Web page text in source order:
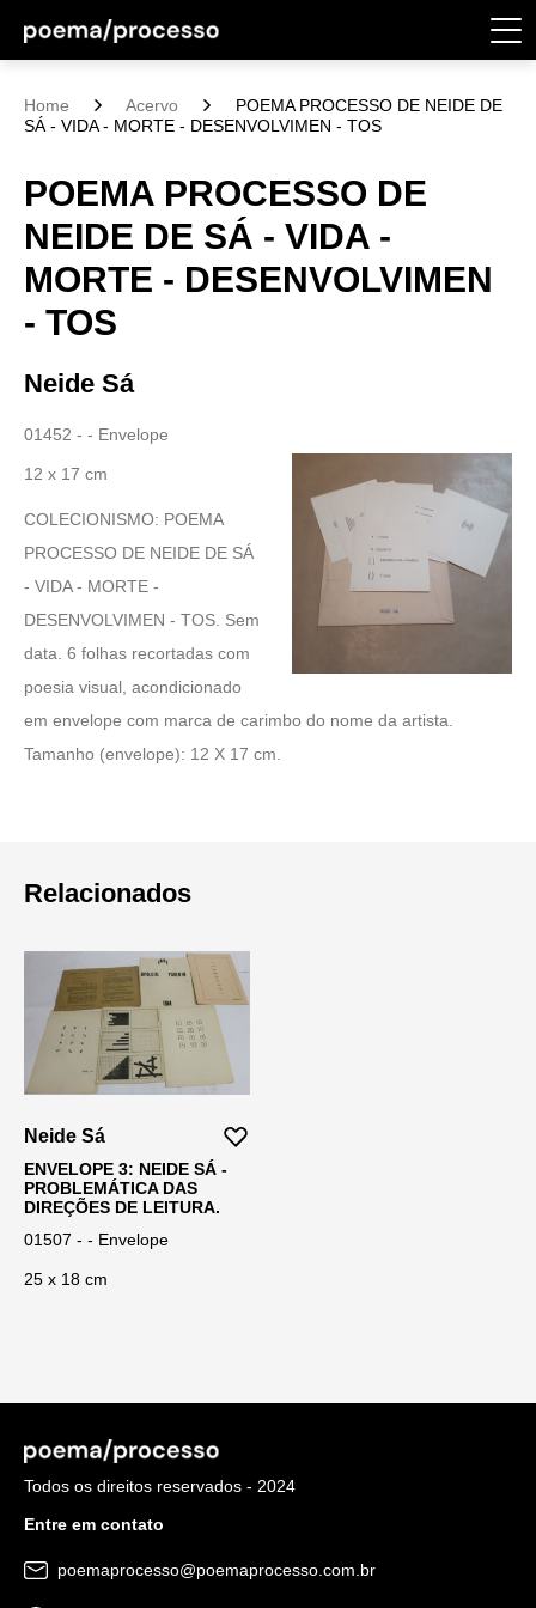
Home Acervo
POEMA PROCESSO DE NEIDE DE
SÁ - VIDA - MORTE - DESENVOLVIMEN - TOS
POEMA PROCESSO DE
NEIDE DE SÁ - VIDA -
MORTE - DESENVOLVIMEN
- TOS
Neide Sá
01452 - - Envelope
12 x 17 cm
COLECIONISMO: POEMA
PROCESSO DE NEIDE DE SÁ
- VIDA - MORTE -
DESENVOLVIMEN - TOS. Sem
data. 6 folhas recortadas com
poesia visual, acondicionado
em envelope com marca de carimbo do nome da artista.
Tamanho (envelope): 12 X 17 cm.
Relacionados
Neide Sá
ENVELOPE 3: NEIDE SÁ -
PROBLEMÁTICA DAS
DIREÇÕES DE LEITURA.
01507 - - Envelope
25 x 18 cm
Todos os direitos reservados - 2024
Entre em contato
poemaprocesso@poemaprocesso.com.br